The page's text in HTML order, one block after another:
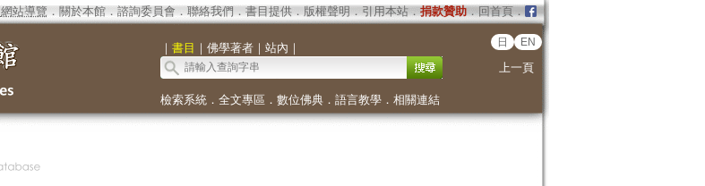
網站導覽 ． 關於本館． 諮詢委員會． 聯絡我們 ． 書目提供． 版權聲明 ． 引用本站． 捐款贊助．回首頁．
｜ 書目 ｜ 佛學著者｜ 站內 ｜ 日 EN
上一頁
檢索系統． 全文專區 ． 數位佛典． 語言教學． 相關連結